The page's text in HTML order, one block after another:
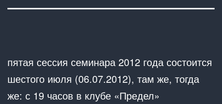
пятая сессия семинара 2012 года состоится
шестого июля (06.07.2012), там же, тогда
же: с 19 часов в клубе «Предел»